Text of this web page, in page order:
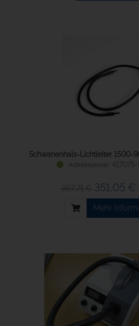
Schwanenhals-Lichtleiter 1500-
367,71 € 351,05 €
Mehr